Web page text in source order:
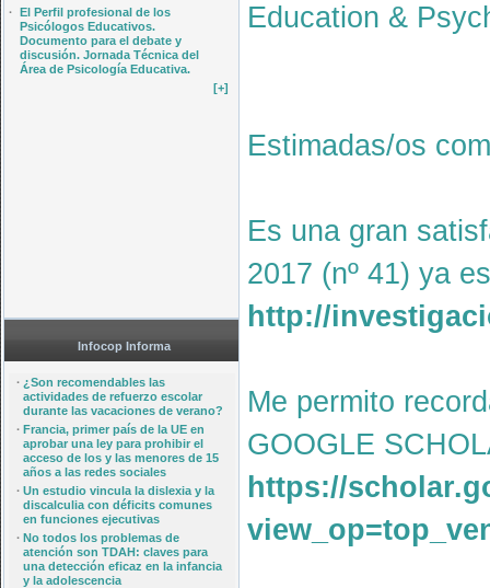
· El Perfil profesional de los
Psicólogos Educativos.
Documento para el debate y
discusión. Jornada Técnica del
Área de Psicología Educativa.
[+]
Infocop Informa
· ¿Son recomendables las
actividades de refuerzo escolar
durante las vacaciones de verano?
· Francia, primer país de la UE en
aprobar una ley para prohibir el
acceso de los y las menores de 15
años a las redes sociales
· Un estudio vincula la dislexia y la
discalculia con déficits comunes
en funciones ejecutivas
· No todos los problemas de
atención son TDAH: claves para
una detección eficaz en la infancia
y la adolescencia
Education &
Estimadas/os
Es una gran
2017 (nº 41) ya
http://
Me permito
GOOGLE
https://